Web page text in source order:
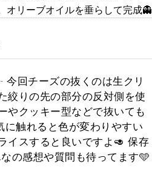
オリーブオイルを垂らして完成👻
チーズの抜くのは生クリ
絞りの先の部分の反対側を使
やクッキー型などで抜いても
に触れると色が変わりやすい
イスすると良いですよ🥑 保存
の感想や質問も待ってます🩵